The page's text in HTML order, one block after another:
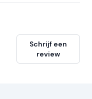
Schrijf een
review